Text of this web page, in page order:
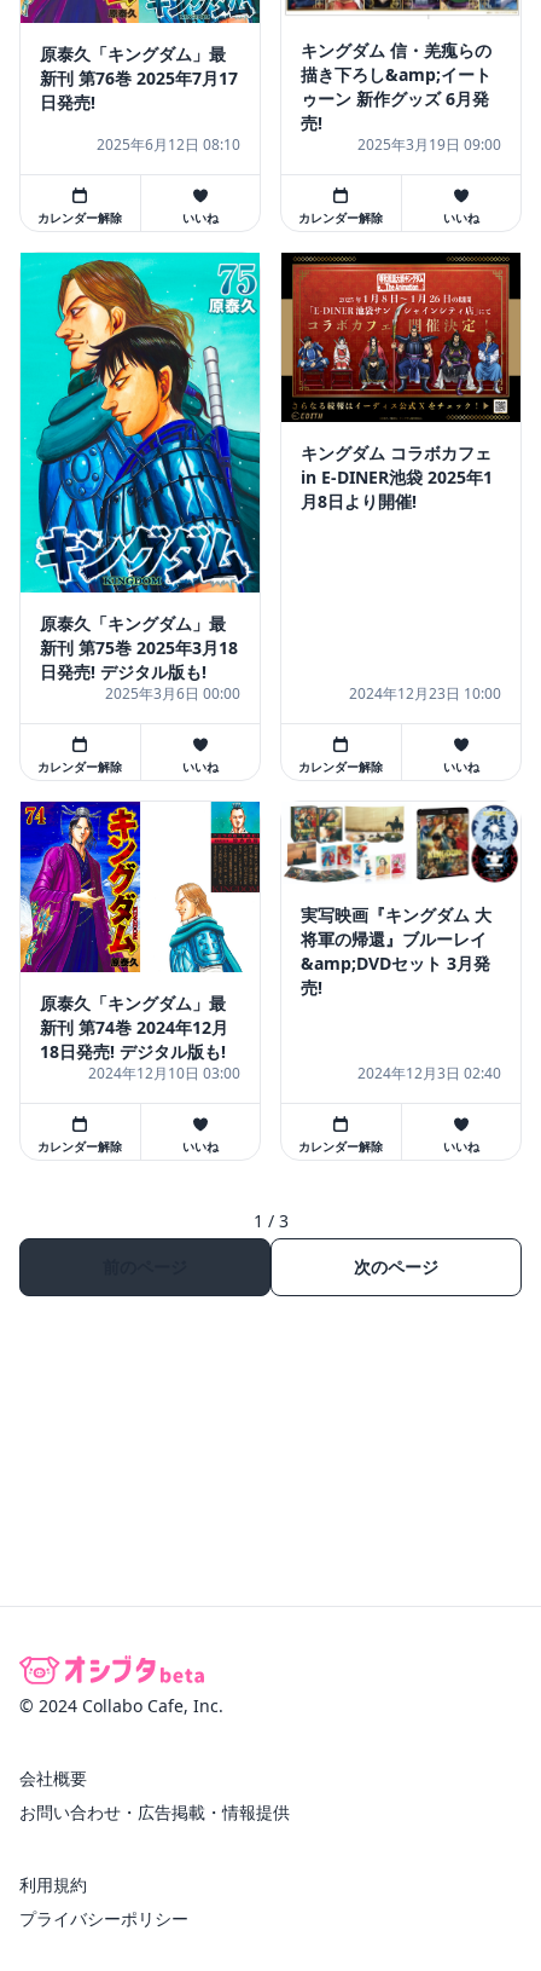
原泰久「キングダム」最
新刊 第76巻 2025年7月17
日発売!
2025年6月12日 08:10
カレンダー解除 いいね
キングダム 信・羌瘣らの
描き下ろし&amp;イート
ゥーン 新作グッズ 6月発
売!
2025年3月19日 09:00
カレンダー解除 いいね
原泰久「キングダム」最
新刊 第75巻 2025年3月18
日発売! デジタル版も!
2025年3月6日 00:00
カレンダー解除 いいね
キングダム コラボカフェ
in E-DINER池袋 2025年1
月8日より開催!
2024年12月23日 10:00
カレンダー解除 いいね
原泰久「キングダム」最
新刊 第74巻 2024年12月
18日発売! デジタル版も!
2024年12月10日 03:00
カレンダー解除 いいね
実写映画『キングダム 大
将軍の帰還』ブルーレイ
&amp;DVDセット 3月発
売!
2024年12月3日 02:40
カレンダー解除 いいね
1 / 3
次のページ
© 2024 Collabo Cafe, Inc.
会社概要
お問い合わせ・広告掲載・情報提供
利用規約
プライバシーポリシー